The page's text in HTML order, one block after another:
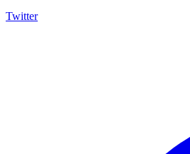
Twitter